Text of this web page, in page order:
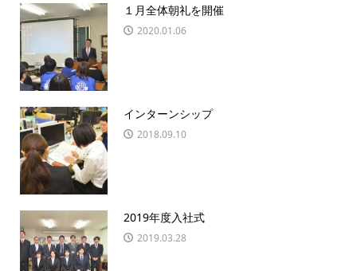
１月全体朝礼を開催
2020.01.06
インターンシップ
2018.09.10
2019年度入社式
2019.03.28